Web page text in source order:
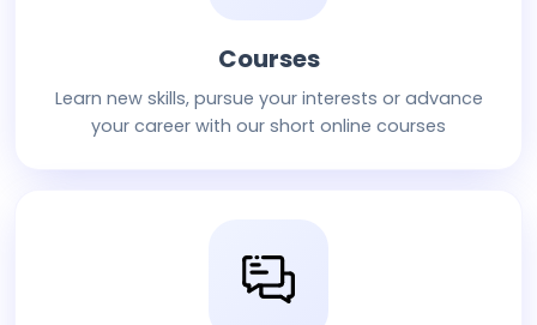
Courses
Learn new skills, pursue your interests or advance
your career with our short online courses